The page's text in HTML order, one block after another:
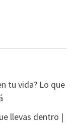
tu vida? Lo que
llevas dentro |